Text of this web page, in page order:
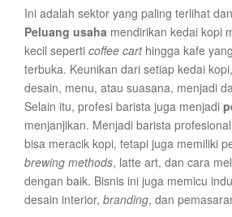
Ini adalah sektor yang paling terlihat
Peluang usaha mendirikan kedai kopi
kecil seperti coffee carthingga kafe
terbuka. Keunikan dari setiap kedai
desain, menu, atau suasana, menjadi
Selain itu, profesi barista juga menjadi
menjanjikan. Menjadi barista
bisa meracik kopi, tetapi juga memiliki
brewing methods, latte art, dan cara
dengan baik. Bisnis ini juga memicu
desain interior, branding, dan